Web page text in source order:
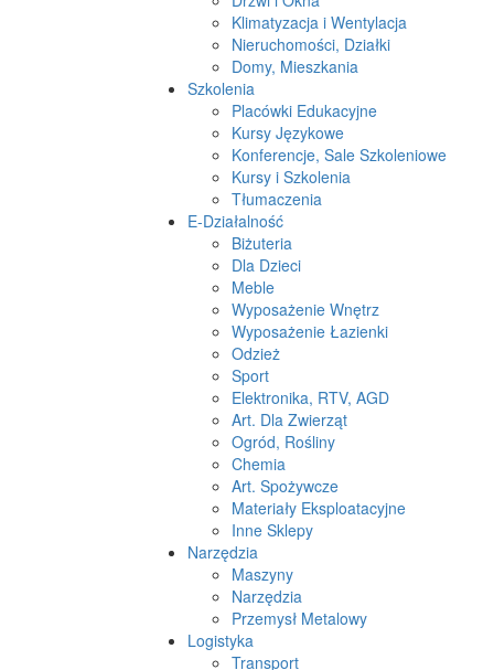
Klimatyzacja i Wentylacja
Nieruchomości, Działki
Domy, Mieszkania
Szkolenia
Placówki Edukacyjne
Kursy Językowe
Konferencje, Sale Szkoleniowe
Kursy i Szkolenia
Tłumaczenia
E-Działalność
Biżuteria
Dla Dzieci
Meble
Wyposażenie Wnętrz
Wyposażenie Łazienki
Odzież
Sport
Elektronika, RTV, AGD
Art. Dla Zwierząt
Ogród, Rośliny
Chemia
Art. Spożywcze
Materiały Eksploatacyjne
Inne Sklepy
Narzędzia
Maszyny
Narzędzia
Przemysł Metalowy
Logistyka
Transport